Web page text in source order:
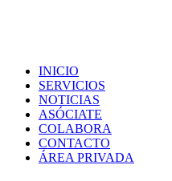
INICIO
SERVICIOS
NOTICIAS
ASÓCIATE
COLABORA
CONTACTO
ÁREA PRIVADA